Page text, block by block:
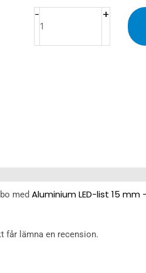
-
ALUMINIUM
UTAN
+
med Aluminium LED-list 15 mm
får lämna en recension.